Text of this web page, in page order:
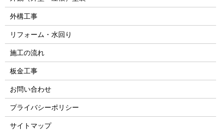
外構工事
リフォーム・水回り
施工の流れ
板金工事
お問い合わせ
プライバシーポリシー
サイトマップ